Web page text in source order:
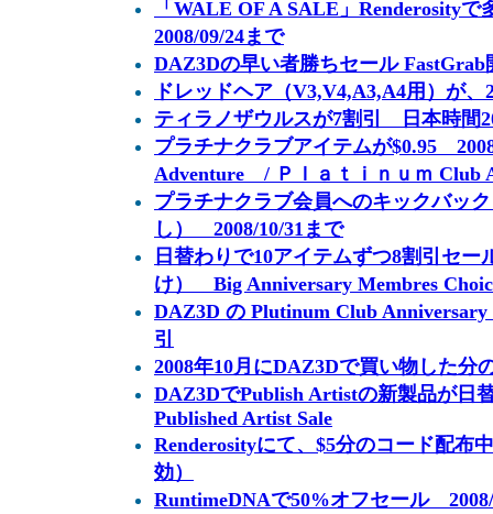
「WALE OF A SALE」Renderosity
2008/09/24まで
DAZ3Dの早い者勝ちセール FastGrab
ドレッドヘア（V3,V4,A3,A4用）が、
ティラノザウルスが7割引 日本時間
プラチナクラブアイテムが$0.95
Adventure / Ｐｌａｔｉｎｕｍ Club
プラチナクラブ会員へのキックバッ
し） 2008/10/31まで
日替わりで10アイテムずつ8割引セ
け） Big Anniversary Membres
DAZ3D の Plutinum Club Anniversary
引
2008年10月にDAZ3Dで買い物した分
DAZ3DでPublish Artistの新製品が
Published Artist Sale
Renderosityにて、$5分のコード配布
効）
RuntimeDNAで50%オフセール